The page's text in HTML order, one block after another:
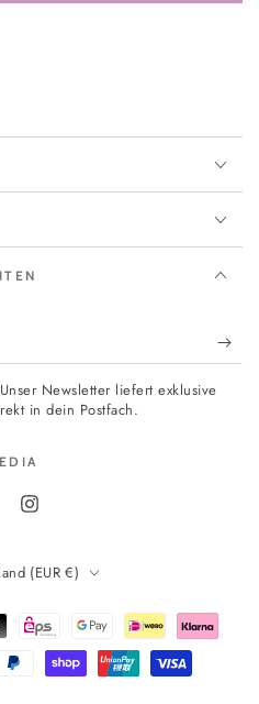
Newsletter liefert exklusive
in dein Postfach.
Instagram
(EUR €)